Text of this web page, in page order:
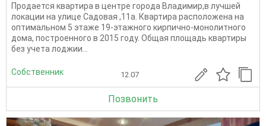
Продается квартира в центре города Владимир,в лучшей
локации на улице Садовая ,11а. Квартира расположена на
оптимальном 5 этаже 19-этажного кирпично-монолитного
дома, построенного в 2015 году. Общая площадь квартиры
без учета лоджии...
Собственник 12.07
Позвонить